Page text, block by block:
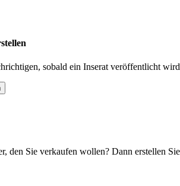
sobald ein Inserat veröffentlicht
den Sie verkaufen wollen? Dann erstellen